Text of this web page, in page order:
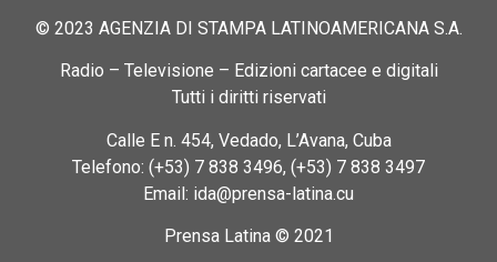
© 2023 AGENZIA DI STAMPA LATINOAMERICANA S.A.
Radio – Televisione – Edizioni cartacee e digitali
Tutti i diritti riservati
Calle E n. 454, Vedado, L’Avana, Cuba
Telefono: (+53) 7 838 3496, (+53) 7 838 3497
Email: ida@prensa-latina.cu
Prensa Latina © 2021